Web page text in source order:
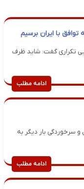
با ایران برسیم
تکراری گفت: شاید ظرف
ادامه مطلب
سرخوردگی بار دیگر به
ادامه مطلب